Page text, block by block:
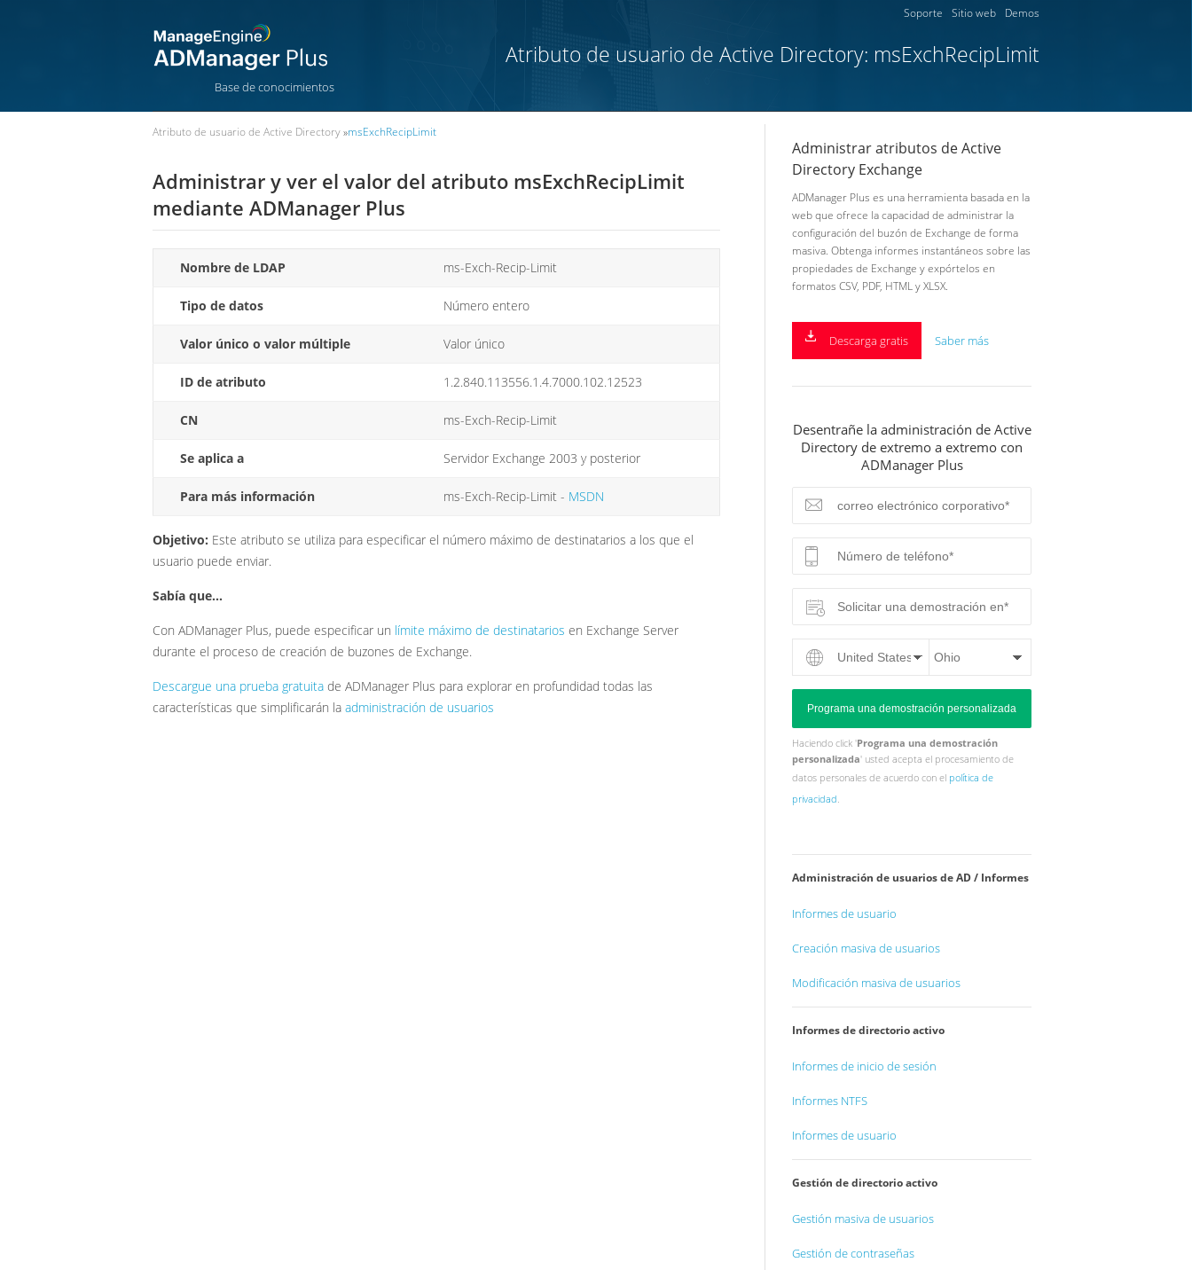
Soporte Sitio web Demos
Base de conocimientos
Atributo de usuario de Active Directory: msExchRecipLimit
Atributo de usuario de Active Directory»msExchRecipLimit
Administrar y ver el valor del atributo msExchRecipLimit
mediante ADManager Plus
Nombre de LDAP ms-Exch-Recip-Limit
Tipo de datos Número entero
Valor único o valor múltiple Valor único
ID de atributo 1.2.840.113556.1.4.7000.102.12523
CN ms-Exch-Recip-Limit
Se aplica a Servidor Exchange 2003 y posterior
Para más información ms-Exch-Recip-Limit - MSDN
Objetivo: Este atributo se utiliza para especificar el número máximo de destinatarios a los que el
usuario puede enviar.
Sabía que...
Con ADManager Plus, puede especificar un límite máximo de destinatarios en Exchange Server
durante el proceso de creación de buzones de Exchange.
Descargue una prueba gratuita de ADManager Plus para explorar en profundidad todas las
características que simplificarán la administración de usuarios
Administrar atributos de Active
Directory Exchange
ADManager Plus es una herramienta basada en la
web que ofrece la capacidad de administrar la
configuración del buzón de Exchange de forma
masiva. Obtenga informes instantáneos sobre las
propiedades de Exchange y expórtelos en
formatos CSV, PDF, HTML y XLSX.
Descarga gratis Saber más
Desentrañe la administración de Active
Directory de extremo a extremo con
ADManager Plus
Haciendo click 'Programa una demostración
personalizada' usted acepta el procesamiento de
datos personales de acuerdo con el política de
privacidad.
Administración de usuarios de AD / Informes
Informes de usuario
Creación masiva de usuarios
Modificación masiva de usuarios
Informes de directorio activo
Informes de inicio de sesión
Informes NTFS
Informes de usuario
Gestión de directorio activo
Gestión masiva de usuarios
Gestión de contraseñas